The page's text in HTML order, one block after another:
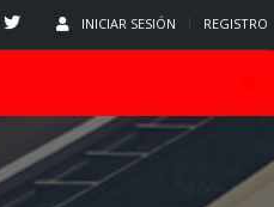
INICIAR SESIÓN REGISTRO